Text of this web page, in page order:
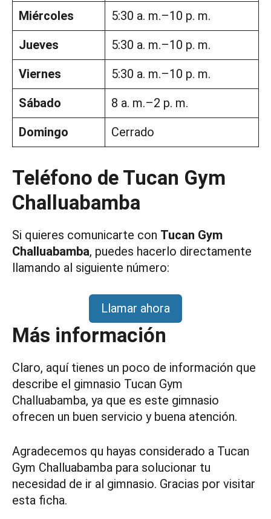
Miércoles
5:30 a. m.–10 p. m.
Jueves
5:30 a. m.–10 p. m.
Viernes
5:30 a. m.–10 p. m.
Sábado
8 a. m.–2 p. m.
Domingo
Cerrado
Teléfono de Tucan Gym
Challuabamba
Si quieres comunicarte con Tucan Gym
Challuabamba, puedes hacerlo directamente
llamando al siguiente número:
Llamar ahora
Más información
Claro, aquí tienes un poco de información que
describe el gimnasio Tucan Gym
Challuabamba, ya que es este gimnasio
ofrecen un buen servicio y buena atención.
Agradecemos qu hayas considerado a Tucan
Gym Challuabamba para solucionar tu
necesidad de ir al gimnasio. Gracias por visitar
esta ficha.